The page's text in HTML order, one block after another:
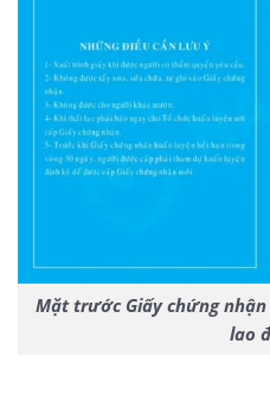
Mặt trước Giấy chứng
lao